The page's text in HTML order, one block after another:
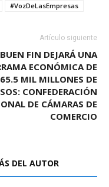
#VozDeLasEmpresas
Artículo siguiente
FIN DEJARÁ UNA
ECONÓMICA DE
MIL MILLONES DE
CONFEDERACIÓN
DE CÁMARAS DE
COMERCIO
DEL AUTOR